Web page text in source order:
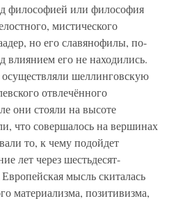
философией или философия
мистического
но его славянофилы, по-
влиянием его не находились.
шеллинговскую
отвлечённого
они стояли на высоте
что совершалось на вершинах
то, к чему подойдет
лет через шестьдесят-
мысль скиталась
материализма, позитивизма,